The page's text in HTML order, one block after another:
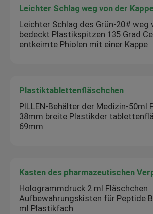
Leichter Schlag weg von der
Leichter Schlag des Grün-20# weg
bedeckt Plastikspitzen 135 Grad
entkeimte Phiolen mit einer Kappe
Plastiktablettenfläschchen
PILLEN-Behälter der Medizin-50ml
38mm breite Plastikder
69mm
Kasten des pharmazeutischen
Hologrammdruck 2 ml Fläschchen
Aufbewahrungskisten für Peptide
ml Plastikfach